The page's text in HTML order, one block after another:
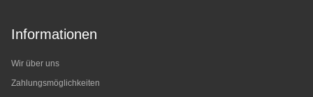
Informationen
Wir über uns
Zahlungsmöglichkeiten